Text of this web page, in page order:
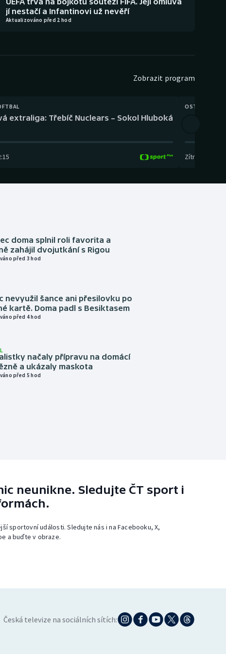
jí nestačí a Infantinovi už nevěří
Aktualizováno před 2 hod
Zobrazit program
extraliga: Třebíč Nuclears – Sokol Hluboká
OSTATNÍ
Zítra
doma splnil roli favorita a
zahájil dvojutkání s Rigou
před 3 hod
nevyužil šance ani přesilovku po
kartě. Doma padl s Besiktasem
před 4 hod
načaly přípravu na domácí
a ukázaly maskota
před 5 hod
neunikne. Sledujte ČT sport i
sportovní události. Sledujte nás i na Facebooku, X,
a buďte v obraze.
Česká televize na sociálních sítích: